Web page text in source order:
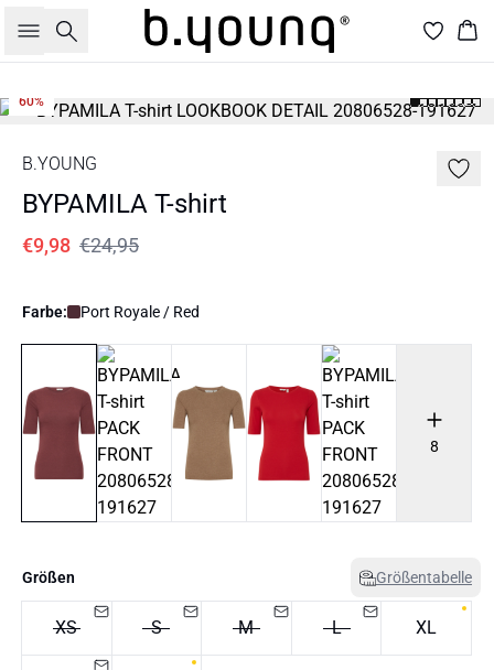
Suche
60%
B.YOUNG
BYPAMILA T-shirt
€9,98 €24,95
Farbe: Port Royale / Red
8
Größen Größentabelle
XS S M L XL